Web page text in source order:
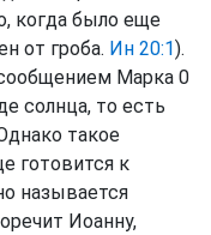
когда было еще
от гроба. Ин 20:1).
Марка 0
солнца, то есть
такое
готовится к
называется
Иоанну,